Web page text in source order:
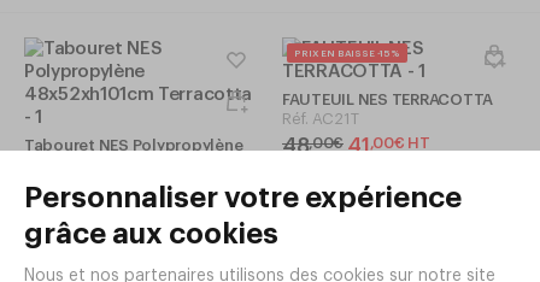
Tabouret NES Polypropylène
Réf.
69,00€ HT
En stock
PRIX EN BAISSE -15%
FAUTEUIL NES TERRACOTTA
Réf. AC21T
48,00€ 41,00€ HT